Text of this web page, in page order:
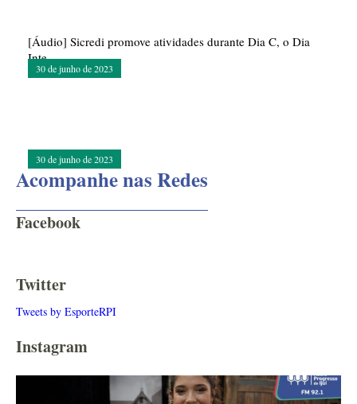
30 de junho de 2023
30 de junho de 2023
[Áudio] Sicredi promove atividades durante Dia C, o Dia
Inte...
Acompanhe nas Redes
Facebook
Twitter
Tweets by EsporteRPI
Instagram